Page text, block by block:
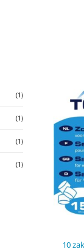
(1)
(1)
(1)
(1)
10